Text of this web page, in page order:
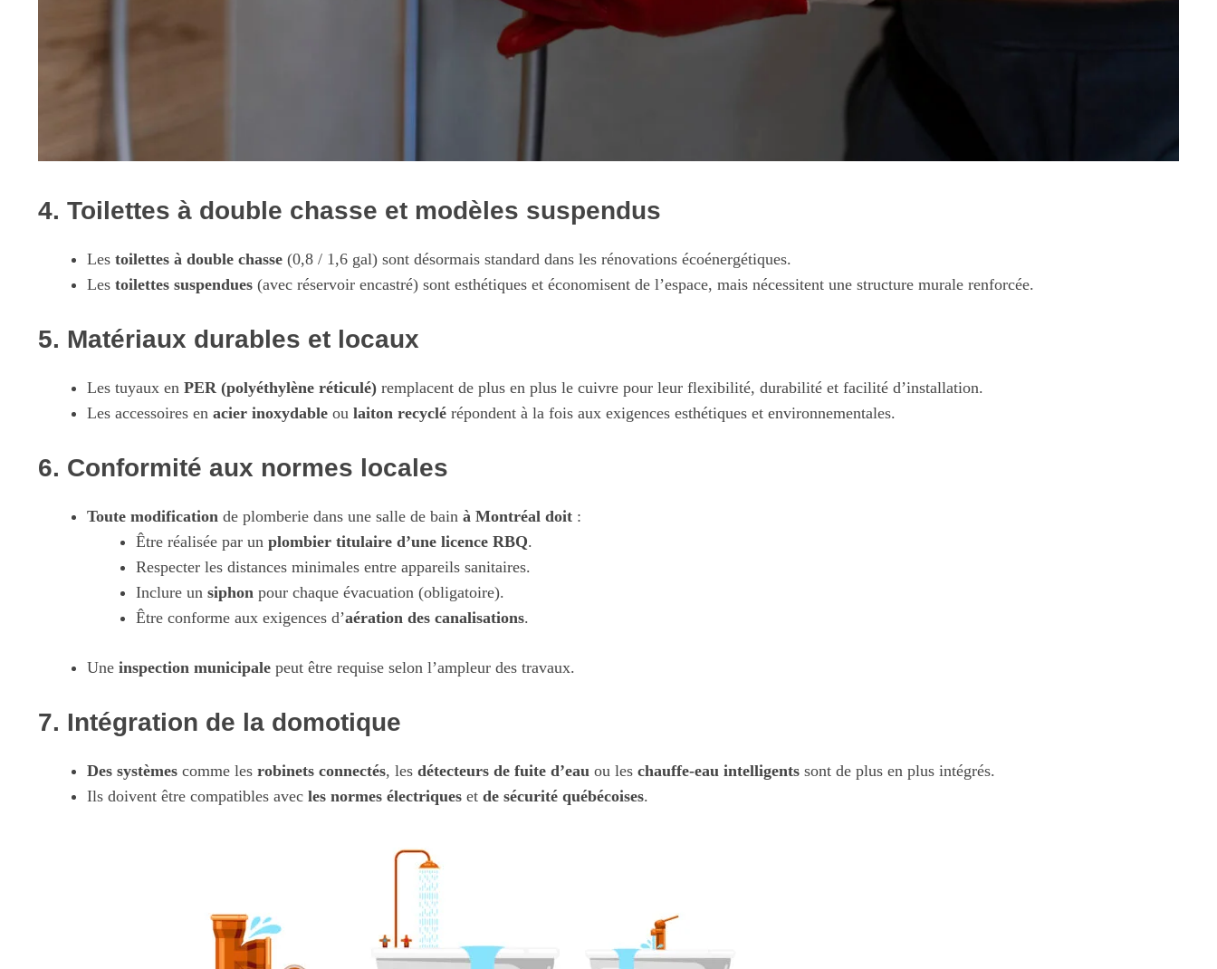
4. Toilettes à double chasse et modèles suspendus
Les toilettes à double chasse (0,8 / 1,6 gal) sont désormais standard dans les rénovations écoénergétiques.
Les toilettes suspendues (avec réservoir encastré) sont esthétiques et économisent de l’espace, mais nécessitent une structure murale renforcée.
5. Matériaux durables et locaux
Les tuyaux en PER (polyéthylène réticulé) remplacent de plus en plus le cuivre pour leur flexibilité, durabilité et facilité d’installation.
Les accessoires en acier inoxydable ou laiton recyclé répondent à la fois aux exigences esthétiques et environnementales.
6. Conformité aux normes locales
Toute modification de plomberie dans une salle de bain à Montréal doit :
Être réalisée par un plombier titulaire d’une licence RBQ.
Respecter les distances minimales entre appareils sanitaires.
Inclure un siphon pour chaque évacuation (obligatoire).
Être conforme aux exigences d’aération des canalisations.
Une inspection municipale peut être requise selon l’ampleur des travaux.
7. Intégration de la domotique
Des systèmes comme les robinets connectés, les détecteurs de fuite d’eau ou les chauffe-eau intelligents sont de plus en plus intégrés.
Ils doivent être compatibles avec les normes électriques et de sécurité québécoises.